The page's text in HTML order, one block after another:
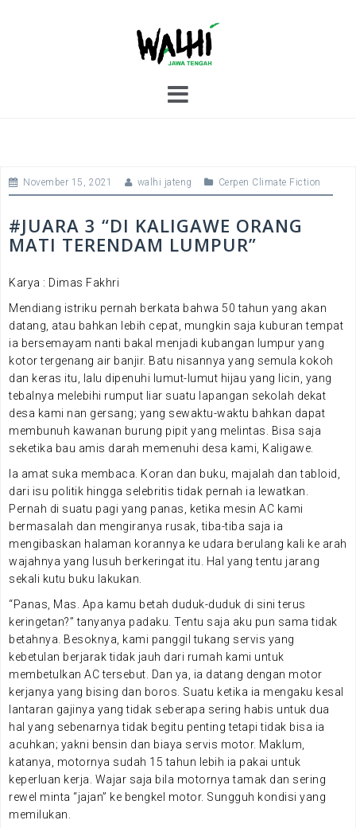
November 15, 2021 walhi jateng Cerpen Climate Fiction
#JUARA 3 “DI KALIGAWE ORANG
MATI TERENDAM LUMPUR”
Karya : Dimas Fakhri
Mendiang istriku pernah berkata bahwa 50 tahun yang akan
datang, atau bahkan lebih cepat, mungkin saja kuburan tempat
ia bersemayam nanti bakal menjadi kubangan lumpur yang
kotor tergenang air banjir. Batu nisannya yang semula kokoh
dan keras itu, lalu dipenuhi lumut-lumut hijau yang licin, yang
tebalnya melebihi rumput liar suatu lapangan sekolah dekat
desa kami nan gersang; yang sewaktu-waktu bahkan dapat
membunuh kawanan burung pipit yang melintas. Bisa saja
seketika bau amis darah memenuhi desa kami, Kaligawe.
Ia amat suka membaca. Koran dan buku, majalah dan tabloid,
dari isu politik hingga selebritis tidak pernah ia lewatkan.
Pernah di suatu pagi yang panas, ketika mesin AC kami
bermasalah dan mengiranya rusak, tiba-tiba saja ia
mengibaskan halaman korannya ke udara berulang kali ke arah
wajahnya yang lusuh berkeringat itu. Hal yang tentu jarang
sekali kutu buku lakukan.
“Panas, Mas. Apa kamu betah duduk-duduk di sini terus
keringetan?” tanyanya padaku. Tentu saja aku pun sama tidak
betahnya. Besoknya, kami panggil tukang servis yang
kebetulan berjarak tidak jauh dari rumah kami untuk
membetulkan AC tersebut. Dan ya, ia datang dengan motor
kerjanya yang bising dan boros. Suatu ketika ia mengaku kesal
lantaran gajinya yang tidak seberapa sering habis untuk dua
hal yang sebenarnya tidak begitu penting tetapi tidak bisa ia
acuhkan; yakni bensin dan biaya servis motor. Maklum,
katanya, motornya sudah 15 tahun lebih ia pakai untuk
keperluan kerja. Wajar saja bila motornya tamak dan sering
rewel minta “jajan” ke bengkel motor. Sungguh kondisi yang
memilukan.